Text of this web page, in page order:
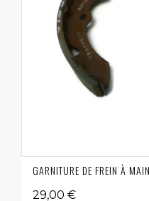
GARNITURE DE FREIN À
29,00 €